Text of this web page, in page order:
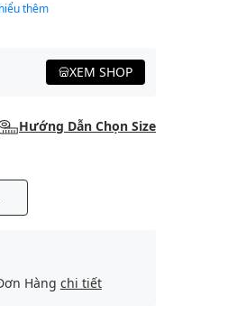
thêm
XEM SHOP
Hướng Dẫn Chọn Size
Hàng chi tiết